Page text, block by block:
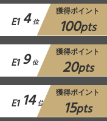
E1 4 位
獲得ポイント
100pts
E1 9 位
獲得ポイント
20pts
E1 14 位
獲得ポイント
15pts